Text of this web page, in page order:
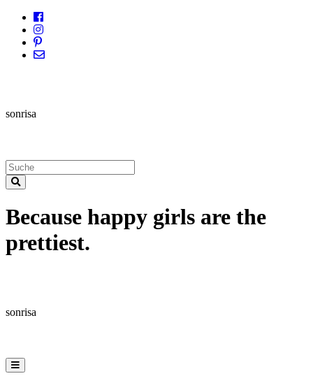
sonrisa
Because happy girls are the
prettiest.
sonrisa